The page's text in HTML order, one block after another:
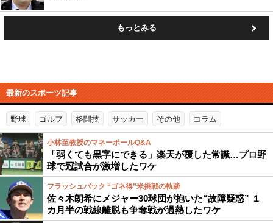
もっとみる
最新のスポーツ記事
野球 ゴルフ 格闘技 サッカー その他 コラム
小林至教授のマネーボールQ&A
「弱くても黒字にできる」楽天が覆した常識…プロ野
球で冠試合が激増したワケ
フラッシュバック “ゴネ得”米挑戦の軌跡
佐々木朗希にメジャー30球団が抱いた“故障疑惑” １
カ月半の戦線離脱も争奪戦が過熱したワケ